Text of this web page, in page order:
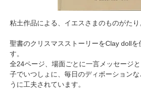
粘土作品による、イエスさまのものがたり
聖書のクリスマスストーリーをClay doll
す。
全24ページ、場面ごとに一言メッセージ
子でいつしょに、毎日のディボーション
うに工夫されています。